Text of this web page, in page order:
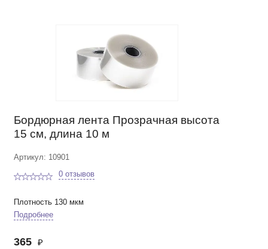
Бордюрная лента Прозрачная высота
15 см, длина 10 м
Артикул: 10901
0 отзывов
Плотность 130 мкм
Подробнее
365 ₽